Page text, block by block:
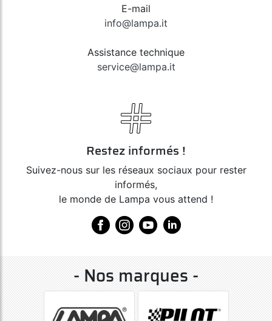
E-mail
info@lampa.it
Assistance technique
service@lampa.it
Restez informés !
Suivez-nous sur les réseaux sociaux pour rester
informés,
le monde de Lampa vous attend !
- Nos marques -